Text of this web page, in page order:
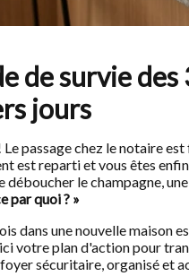
de survie des
jours
passage chez le notaire
est reparti et vous êtes
déboucher le champagne,
par quoi ? »
dans une nouvelle maison
votre plan d'action pour
sécuritaire, organisé et